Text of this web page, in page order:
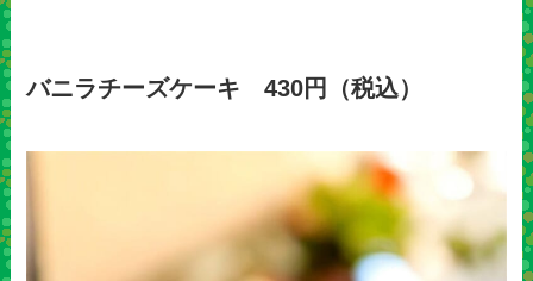
バニラチーズケーキ 430円（税込）